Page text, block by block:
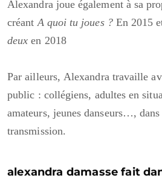
Alexandra joue également à sa
créant A quoi tu joues ? En 2015
deuxen 2018
Par ailleurs, Alexandra travaille
public : collégiens, adultes en
amateurs, jeunes danseurs…,
transmission.
alexandra damasse fait